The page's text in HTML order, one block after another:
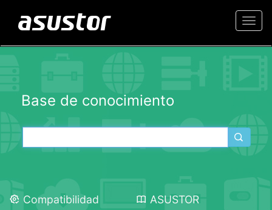
Base de conocimiento
Compatibilidad
ASUSTOR